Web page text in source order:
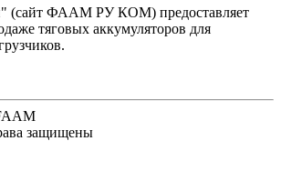
ФААМ РУ КОМ) предоставляет
тяговых аккумуляторов для
защищены